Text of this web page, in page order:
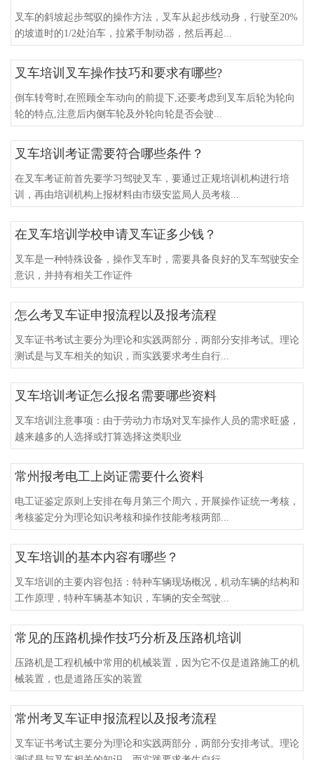
叉车的斜坡起步驾驭的操作方法，叉车从起步线动身，行驶至20%
的坡道时的1/2处泊车，拉紧手制动器，然后再起...
叉车培训叉车操作技巧和要求有哪些?
倒车转弯时,在照顾全车动向的前提下,还要考虑到叉车后轮为轮向
轮的特点,注意后内侧车轮及外轮向轮是否会驶...
叉车培训考证需要符合哪些条件？
在叉车考证前首先要学习驾驶叉车，要通过正规培训机构进行培
训，再由培训机构上报材料由市级安监局人员考核...
在叉车培训学校申请叉车证多少钱？
叉车是一种特殊设备，操作叉车时，需要具备良好的叉车驾驶安全
意识，并持有相关工作证件
怎么考叉车证申报流程以及报考流程
叉车证书考试主要分为理论和实践两部分，两部分安排考试。理论
测试是与叉车相关的知识，而实践要求考生自行...
叉车培训考证怎么报名需要哪些资料
叉车培训注意事项：由于劳动力市场对叉车操作人员的需求旺盛，
越来越多的人选择或打算选择这类职业
常州报考电工上岗证需要什么资料
电工证鉴定原则上安排在每月第三个周六，开展操作证统一考核，
考核鉴定分为理论知识考核和操作技能考核两部...
叉车培训的基本内容有哪些？
叉车培训的主要内容包括：特种车辆现场概况，机动车辆的结构和
工作原理，特种车辆基本知识，车辆的安全驾驶...
常见的压路机操作技巧分析及压路机培训
压路机是工程机械中常用的机械装置，因为它不仅是道路施工的机
械装置，也是道路压实的装置
常州考叉车证申报流程以及报考流程
叉车证书考试主要分为理论和实践两部分，两部分安排考试。理论